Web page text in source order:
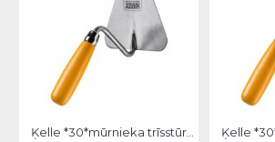
Ķelle *30*mūrnieka trīsstūra 18cm, Hardy